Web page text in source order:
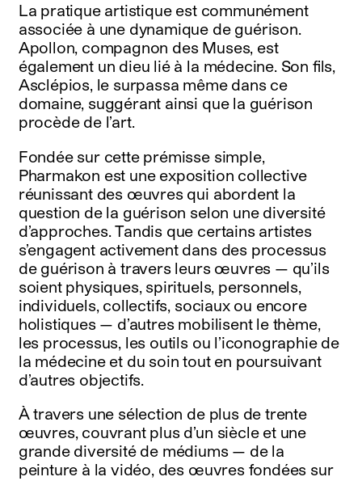
La pratique artistique est communément
associée à une dynamique de guérison.
Apollon, compagnon des Muses, est
également un dieu lié à la médecine. Son fils,
Asclépios, le surpassa même dans ce
domaine, suggérant ainsi que la guérison
procède de l’art.
Fondée sur cette prémisse simple,
Pharmakon est une exposition collective
réunissant des œuvres qui abordent la
question de la guérison selon une diversité
d’approches. Tandis que certains artistes
s’engagent activement dans des processus
de guérison à travers leurs œuvres — qu’ils
soient physiques, spirituels, personnels,
individuels, collectifs, sociaux ou encore
holistiques — d’autres mobilisent le thème,
les processus, les outils ou l’iconographie de
la médecine et du soin tout en poursuivant
d’autres objectifs.
À travers une sélection de plus de trente
œuvres, couvrant plus d’un siècle et une
grande diversité de médiums — de la
peinture à la vidéo, des œuvres fondées sur